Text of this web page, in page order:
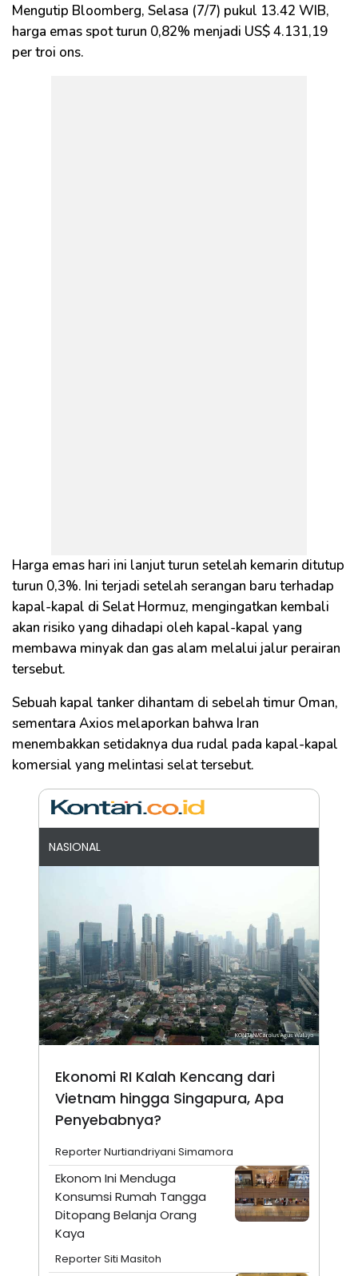
Mengutip Bloomberg, Selasa (7/7) pukul 13.42 WIB,
harga emas spot turun 0,82% menjadi US$ 4.131,19
per troi ons.
Harga emas hari ini lanjut turun setelah kemarin ditutup
turun 0,3%. Ini terjadi setelah serangan baru terhadap
kapal-kapal di Selat Hormuz, mengingatkan kembali
akan risiko yang dihadapi oleh kapal-kapal yang
membawa minyak dan gas alam melalui jalur perairan
tersebut.
Sebuah kapal tanker dihantam di sebelah timur Oman,
sementara Axios melaporkan bahwa Iran
menembakkan setidaknya dua rudal pada kapal-kapal
komersial yang melintasi selat tersebut.
NASIONAL
Ekonomi RI Kalah Kencang dari
Vietnam hingga Singapura, Apa
Penyebabnya?
Reporter Nurtiandriyani Simamora
Ekonom Ini Menduga
Konsumsi Rumah Tangga
Ditopang Belanja Orang
Kaya
Reporter Siti Masitoh